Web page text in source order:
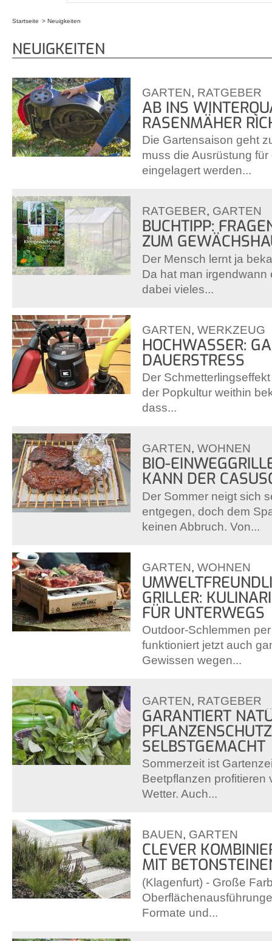
Startseite Neuigkeiten
NEUIGKEITEN
GARTEN, RATGEBER
AB INS
RASENMÄHER
Die Gartensaison geht
muss die Ausrüstung für
eingelagert werden...
RATGEBER, GARTEN
BUCHTIPP:
ZUM
Der Mensch lernt ja
Da hat man
dabei vieles...
GARTEN, WERKZEUG
HOCHWASSER:
DAUERSTRESS
Der
der Popkultur weithin
dass...
GARTEN, WOHNEN
BIO-
KANN DER
Der Sommer neigt sich
entgegen, doch dem
keinen Abbruch. Von...
GARTEN, WOHNEN
GRILLER:
ÜR UNTERWEGS
Outdoor-Schlemmen
funktioniert jetzt auch
Gewissen wegen...
GARTEN, RATGEBER
GARANTIERT
SELBSTGEMACHT
Sommerzeit ist
Beetpflanzen profitieren
Wetter. Auch...
BAUEN, GARTEN
CLEVER
MIT
(Klagenfurt) - Große
Formate und...